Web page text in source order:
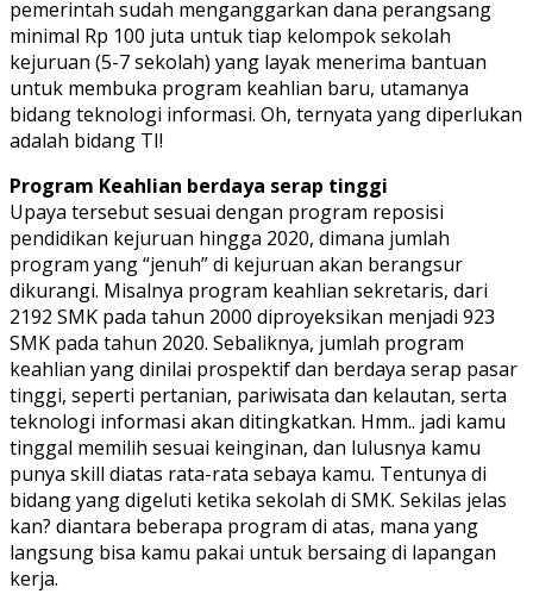
pemerintah sudah menganggarkan dana perangsang
minimal Rp 100 juta untuk tiap kelompok sekolah
kejuruan (5-7 sekolah) yang layak menerima bantuan
untuk membuka program keahlian baru, utamanya
bidang teknologi informasi. Oh, ternyata yang diperlukan
adalah bidang TI!
Program Keahlian berdaya serap tinggi
Upaya tersebut sesuai dengan program reposisi
pendidikan kejuruan hingga 2020, dimana jumlah
program yang “jenuh” di kejuruan akan berangsur
dikurangi. Misalnya program keahlian sekretaris, dari
2192 SMK pada tahun 2000 diproyeksikan menjadi 923
SMK pada tahun 2020. Sebaliknya, jumlah program
keahlian yang dinilai prospektif dan berdaya serap pasar
tinggi, seperti pertanian, pariwisata dan kelautan, serta
teknologi informasi akan ditingkatkan. Hmm.. jadi kamu
tinggal memilih sesuai keinginan, dan lulusnya kamu
punya skill diatas rata-rata sebaya kamu. Tentunya di
bidang yang digeluti ketika sekolah di SMK. Sekilas jelas
kan? diantara beberapa program di atas, mana yang
langsung bisa kamu pakai untuk bersaing di lapangan
kerja.